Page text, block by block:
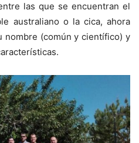
las que se encuentran el
australiano o la cica, ahora
nombre (común y científico) y